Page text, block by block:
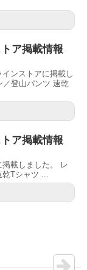
ア掲載情報
ンストアに掲載し
／登山パンツ 速乾
ア掲載情報
載しました。 レ
Tシャツ ...